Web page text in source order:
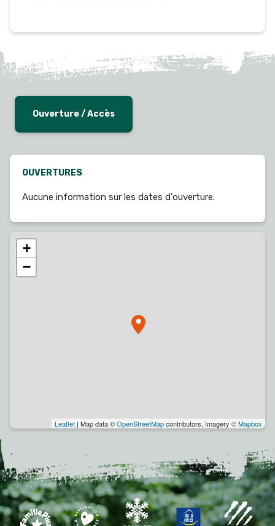
Ouverture / Accès
OUVERTURES
Aucune information sur les dates d'ouverture.
+
−
Leaflet | Map data ©OpenStreetMapcontributors, Imagery ©Mapbox